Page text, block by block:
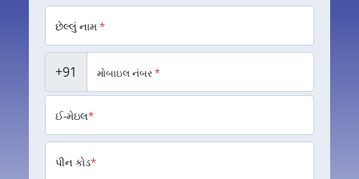
છેલ્લું નામ*
+91 મોબાઇલ નંબર*
ઈ-મેઇલ*
પીન કોડ*